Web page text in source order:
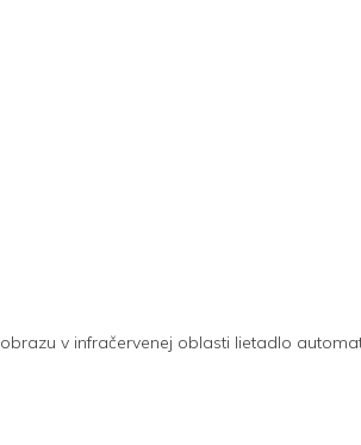
v infračervenej oblasti lietadlo